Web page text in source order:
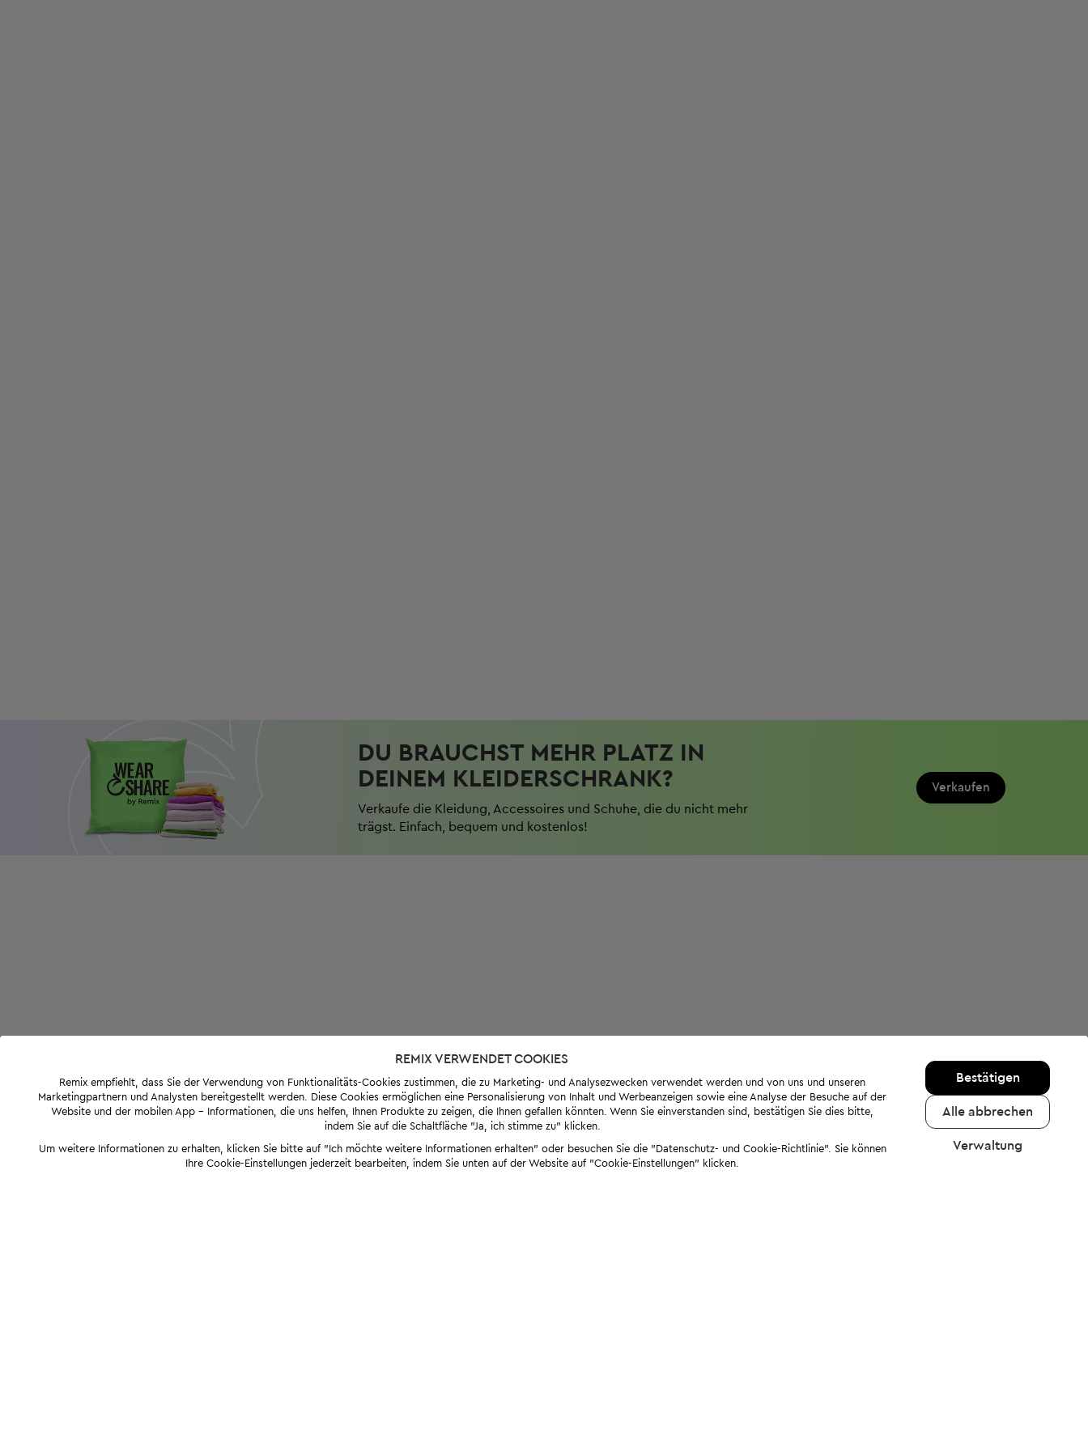
DU BRAUCHST MEHR PLATZ IN
DEINEM KLEIDERSCHRANK?
Verkaufe die Kleidung, Accessoires und Schuhe, die du nicht mehr
trägst. Einfach, bequem und kostenlos!
Verkaufen
REMIX VERWENDET COOKIES
Remix empfiehlt, dass Sie der Verwendung von Funktionalitäts-Cookies zustimmen, die zu Marketing- und Analysezwecken verwendet werden und von uns und unseren
Marketingpartnern und Analysten bereitgestellt werden. Diese Cookies ermöglichen eine Personalisierung von Inhalt und Werbeanzeigen sowie eine Analyse der Besuche auf der
Website und der mobilen App - Informationen, die uns helfen, Ihnen Produkte zu zeigen, die Ihnen gefallen könnten. Wenn Sie einverstanden sind, bestätigen Sie dies bitte,
indem Sie auf die Schaltfläche "Ja, ich stimme zu" klicken.
Um weitere Informationen zu erhalten, klicken Sie bitte auf "Ich möchte weitere Informationen erhalten" oder besuchen Sie die "Datenschutz- und Cookie-Richtlinie". Sie können
Ihre Cookie-Einstellungen jederzeit bearbeiten, indem Sie unten auf der Website auf "Cookie-Einstellungen" klicken.
Bestätigen
Alle abbrechen
Verwaltung